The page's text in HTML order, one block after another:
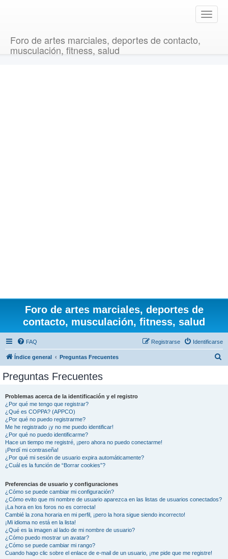
T
o
Foro de artes marciales, deportes de contacto,
musculación, fitness, salud
Foro de artes marciales, deportes de
contacto, musculación, fitness, salud
FAQ Identificarse
Registrarse
Índice general Preguntas Frecuentes
Preguntas Frecuentes
Problemas acerca de la identificación y el registro
¿Por qué me tengo que registrar?
¿Qué es COPPA? (APPCO)
¿Por qué no puedo registrarme?
Me he registrado ¡y no me puedo identificar!
¿Por qué no puedo identificarme?
Hace un tiempo me registré, ¡pero ahora no puedo conectarme!
¡Perdí mi contraseña!
¿Por qué mi sesión de usuario expira automáticamente?
¿Cuál es la función de “Borrar cookies”?
Preferencias de usuario y configuraciones
¿Cómo se puede cambiar mi configuración?
¿Cómo evito que mi nombre de usuario aparezca en las listas de usuarios conectados?
¡La hora en los foros no es correcta!
Cambié la zona horaria en mi perfil, ¡pero la hora sigue siendo incorrecto!
¡Mi idioma no está en la lista!
¿Qué es la imagen al lado de mi nombre de usuario?
¿Cómo puedo mostrar un avatar?
¿Cómo se puede cambiar mi rango?
Cuando hago clic sobre el enlace de e-mail de un usuario, ¡me pide que me registre!